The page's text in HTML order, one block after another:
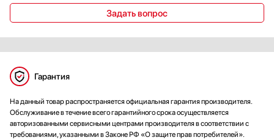
Задать вопрос
Гарантия
На данный товар распространяется официальная гарантия производителя.
Обслуживание в течение всего гарантийного срока осуществляется
авторизованными сервисными центрами производителя в соответствии с
требованиями, указанными в Законе РФ «О защите прав потребителей».